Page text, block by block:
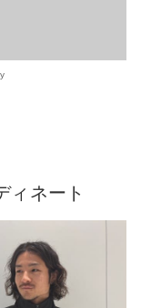
ィネート